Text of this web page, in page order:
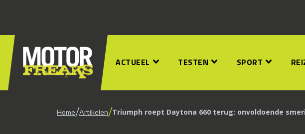
ACTUEEL TESTEN SPORT
Home/Artikelen/Triumph roept Daytona 660 terug: onvoldoende